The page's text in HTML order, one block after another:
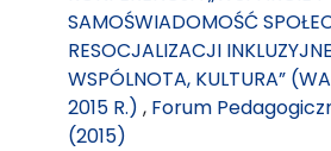
SAMOŚWIADOMOŚĆ
RESOCJALIZACJI
WSPÓLNOTA, KULTURA”
2015 R.) , Forum
(2015)